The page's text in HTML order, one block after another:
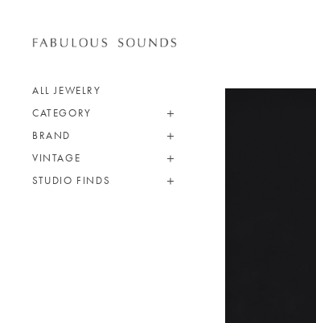
ALL JEWELRY
CATEGORY
BRAND
VINTAGE
STUDIO FINDS